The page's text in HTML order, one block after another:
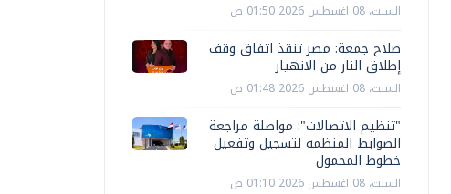
السبت، 08 اغسطس 2026 01:50 ص
صلاح جمعة: مصر تنقذ اتفاق وقف
إطلاق النار من الانهيار
السبت، 08 اغسطس 2026 01:48 ص
"تنظيم الاتصالات": مواصلة مراجعة
الضوابط المنظمة لتسجيل وتفعيل
خطوط المحمول
السبت، 08 اغسطس 2026 01:10 ص